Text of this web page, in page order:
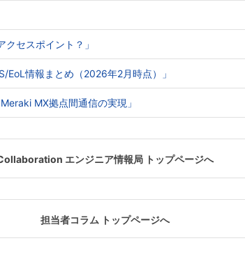
セスポイント？」
情報まとめ（2026年2月時点）」
MX拠点間通信の実現」
エンジニア情報局 トップページへ
担当者コラム トップページへ